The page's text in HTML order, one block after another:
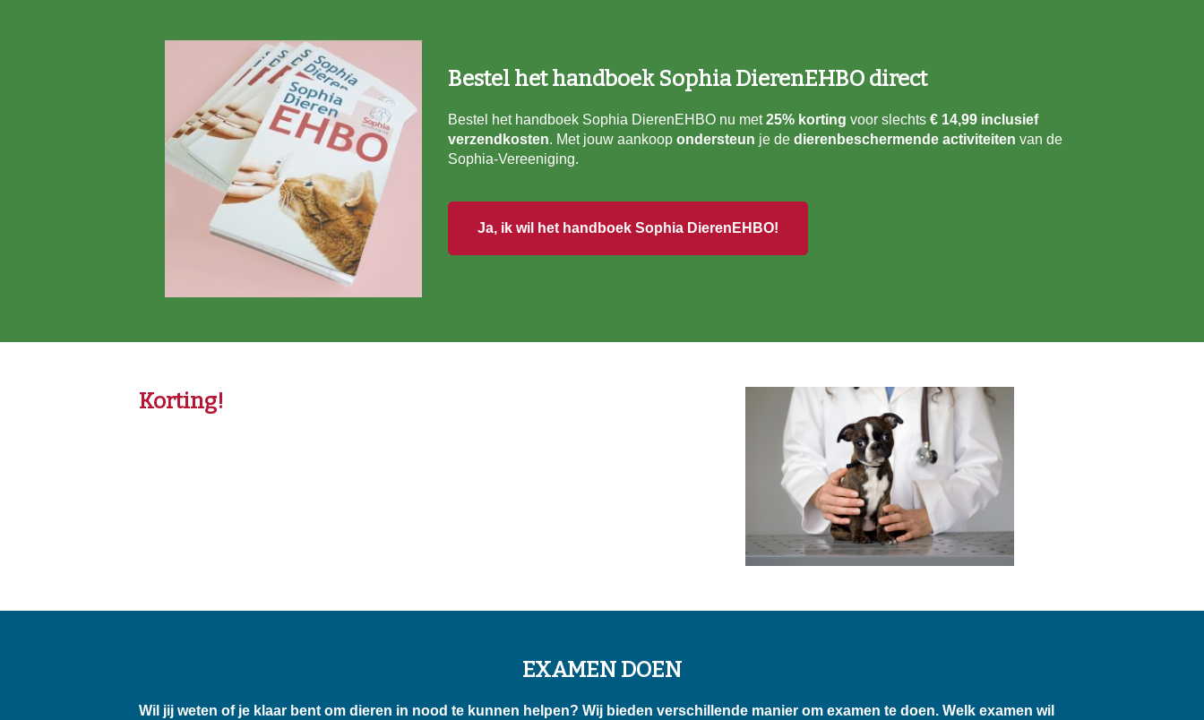
Bestel het handboek Sophia DierenEHBO direct
Bestel het handboek Sophia DierenEHBO nu met25% korting voor slechts € 14,99 inclusief
verzendkosten. Met jouw aankoop ondersteun je de dierenbeschermende activiteiten van de
Sophia-Vereeniging.
Ja, ik wil het handboek Sophia DierenEHBO!
Korting!
EXAMEN DOEN
Wil jij weten of je klaar bent om dieren in nood te kunnen helpen? Wij bieden verschillende manier om examen te doen. Welk examen wil